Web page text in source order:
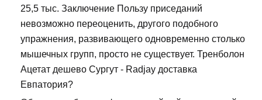
25,5 тыс. Заключение Пользу приседаний
невозможно переоценить, другого подобного
упражнения, развивающего одновременно столько
мышечных групп, просто не существует. Тренболон
Ацетат дешево Сургут - Radjay доставка
Евпатория?